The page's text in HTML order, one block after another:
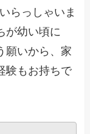
らっしゃいま
が幼い頃に
願いから、家
験もお持ちで